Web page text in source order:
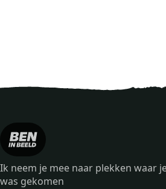
Ik neem je mee naar plekken waar
was gekomen